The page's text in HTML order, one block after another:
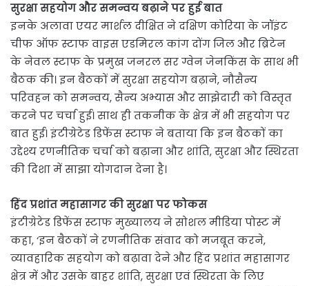
सुरक्षा सहयोग और समन्वय बढ़ाने पर हुई बात
इनके अलावा एयर मार्शल दीक्षित ने दक्षिण कोरिया के जॉइंट
चीफ ऑफ स्टाफ वाइस एडमिरल कांग दोंग जिल और ब्रिटेन
के नेवल स्टाफ के प्रमुख जनरल सर ग्वेन जेनकिंस के साथ भी
बैठक की। इन बैठकों में सुरक्षा सहयोग बढ़ाने, नौसैन्य
परिवहन को समन्वय, सैन्य अभ्यास और साझेदारी को विस्तृत
करने पर चर्चा हुई। साथ ही तकनीक के क्षेत्र में भी सहयोग पर
बात हुई। इंटीग्रेटेड डिफेंस स्टाफ ने बताया कि इन बैठकों का
उद्देश्य रणनीतिक चर्चा को बढ़ाना और शांति, सुरक्षा और स्थिरता
की दिशा में साझा योगदान देना है।
हिंद प्रशांत महासागर की सुरक्षा पर फोकस
इंटीग्रेटेड डिफेंस स्टाफ मुख्यालय ने सोशल मीडिया पोस्ट में
कहा, ‘इन बैठकों ने रणनीतिक संवाद को मजबूत करने,
व्यावहारिक सहयोग को बढ़ावा देने और हिंद प्रशांत महासागर
क्षेत्र में और उसके बाहर शांति, सुरक्षा एवं स्थिरता के लिए